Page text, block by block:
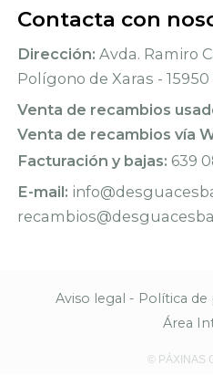
Contacta con
Dirección: Avda. Ramiro
Polígono de Xaras - 15950
Venta de recambios
Venta de recambios vía
Facturación y bajas: 639
E-mail:
Aviso legal - Política de
Área
© PÁXINAS